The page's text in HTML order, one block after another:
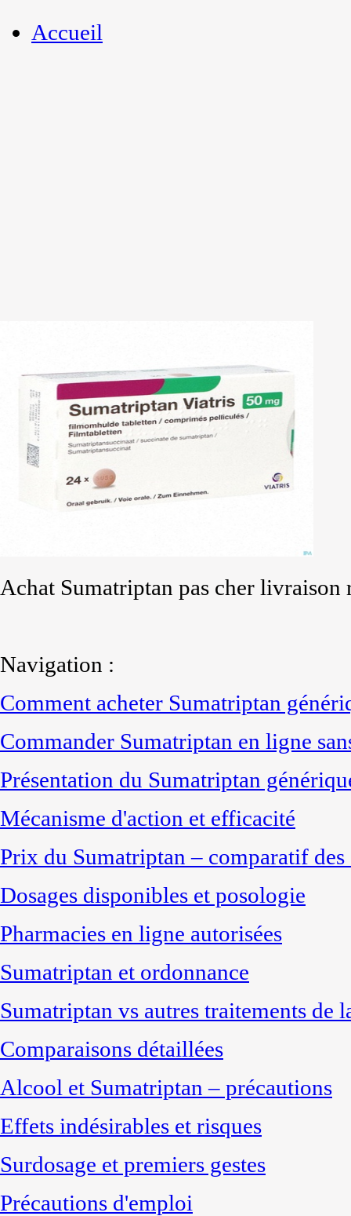
Accueil
Achat Sumatriptan pas cher livraison
Navigation :
Comment acheter Sumatriptan
Commander Sumatriptan en ligne
Présentation du Sumatriptan
Mécanisme d'action et efficacité
Prix du Sumatriptan – comparatif des
Dosages disponibles et posologie
Pharmacies en ligne autorisées
Sumatriptan et ordonnance
Sumatriptan vs autres traitements de
Comparaisons détaillées
Alcool et Sumatriptan – précautions
Effets indésirables et risques
Surdosage et premiers gestes
Précautions d'emploi